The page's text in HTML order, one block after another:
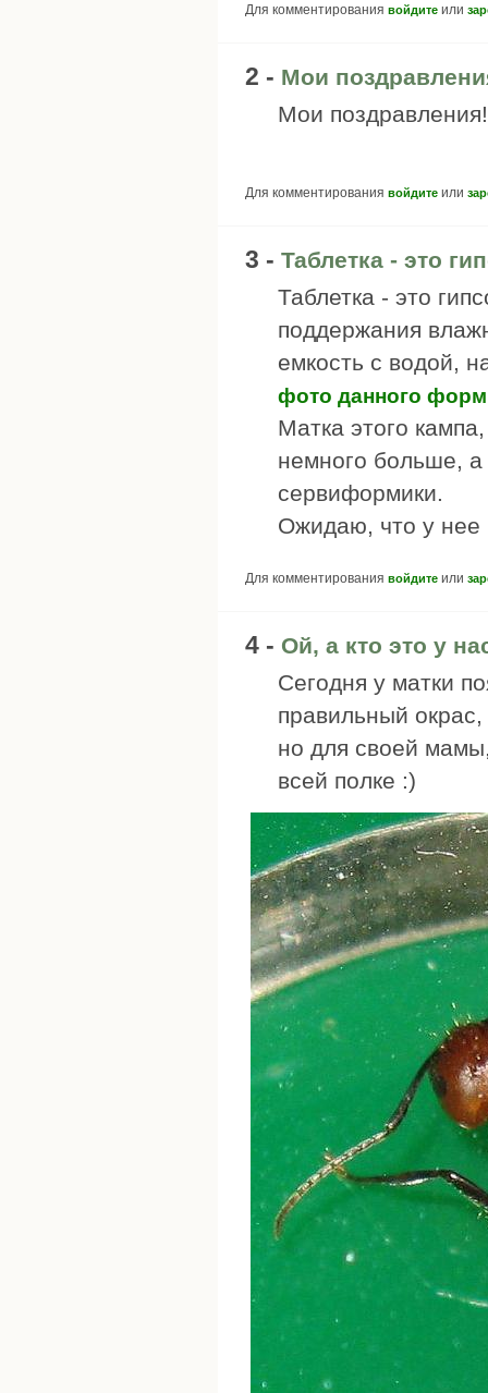
Для комментирования войдите или
2 - Мои
Мои
Для комментирования войдите или
3 - Таблетка - это
Таблетка - это
поддержания
емкость с водой,
фото данного
Матка этого
немного больше,
сервиформики.
Ожидаю, что у нее
Для комментирования войдите или
4 - Ой, а кто это у
Сегодня у матки
правильный
но для своей
всей полке :)